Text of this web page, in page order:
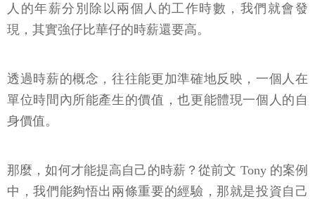
人的年薪分別除以兩個人的工作時數，我們就會發
現，其實強仔比華仔的時薪還要高。
透過時薪的概念，往往能更加準確地反映，一個人在
單位時間內所能產生的價值，也更能體現一個人的自
身價值。
那麼，如何才能提高自己的時薪？從前文 Tony 的案例
中，我們能夠悟出兩條重要的經驗，那就是投資自己